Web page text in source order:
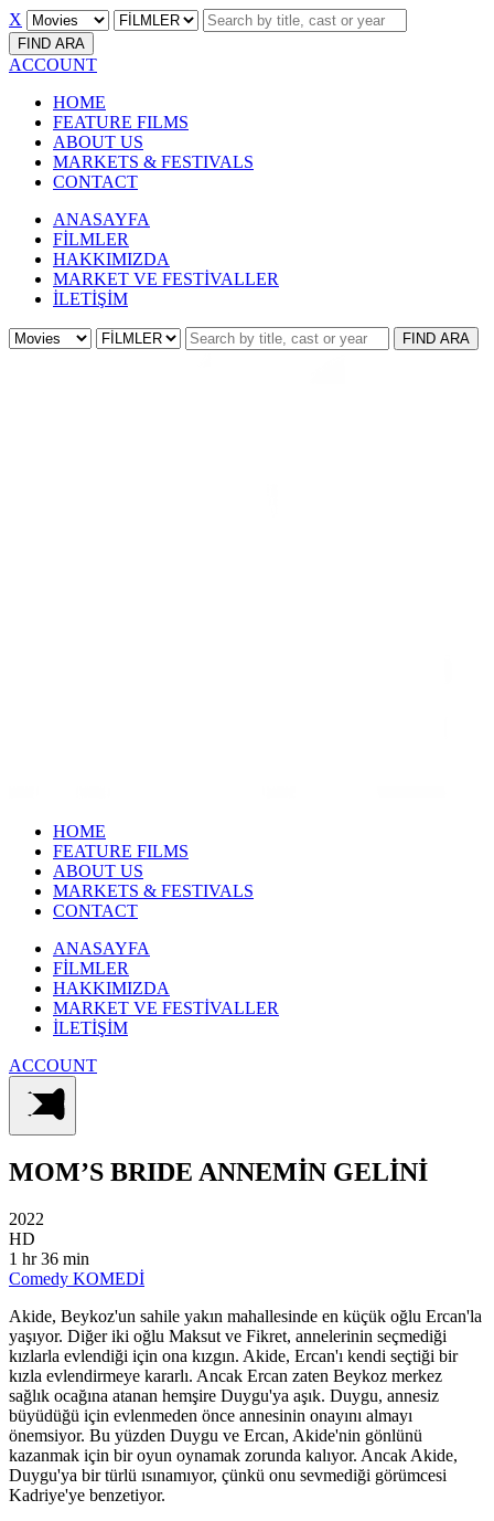
X
FIND ARA
ACCOUNT
HOME
FEATURE FILMS
ABOUT US
MARKETS & FESTIVALS
CONTACT
ANASAYFA
FİLMLER
HAKKIMIZDA
MARKET VE FESTİVALLER
İLETİŞİM
FIND ARA
HOME
FEATURE FILMS
ABOUT US
MARKETS & FESTIVALS
CONTACT
ANASAYFA
FİLMLER
HAKKIMIZDA
MARKET VE FESTİVALLER
İLETİŞİM
ACCOUNT
MOM’S BRIDE ANNEMİN GELİNİ
2022
HD
1 hr 36 min
Comedy KOMEDİ
Akide, Beykoz'un sahile yakın mahallesinde en küçük oğlu Ercan'la
yaşıyor. Diğer iki oğlu Maksut ve Fikret, annelerinin seçmediği
kızlarla evlendiği için ona kızgın. Akide, Ercan'ı kendi seçtiği bir
kızla evlendirmeye kararlı. Ancak Ercan zaten Beykoz merkez
sağlık ocağına atanan hemşire Duygu'ya aşık. Duygu, annesiz
büyüdüğü için evlenmeden önce annesinin onayını almayı
önemsiyor. Bu yüzden Duygu ve Ercan, Akide'nin gönlünü
kazanmak için bir oyun oynamak zorunda kalıyor. Ancak Akide,
Duygu'ya bir türlü ısınamıyor, çünkü onu sevmediği görümcesi
Kadriye'ye benzetiyor.